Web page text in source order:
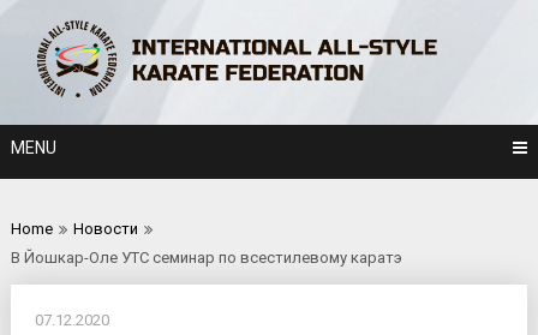
content
MENU
Home
Новости
В Йошкар-Оле УТС семинар по всестилевому каратэ
07.12.2020